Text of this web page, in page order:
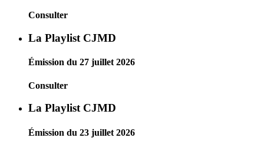
Consulter
La Playlist CJMD
Émission du 27 juillet 2026
Consulter
La Playlist CJMD
Émission du 23 juillet 2026